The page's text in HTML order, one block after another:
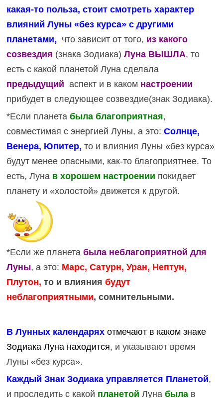
какая-то польза, стоит смотреть характер
влияний Луны «без курса» с другими
планетами, что зависит от того, из какого
созвездия (знака Зодиака) Луна ВЫШЛА, то
есть с какой планетой Луна сделала
предыдущий аспект и в каком настроении
прибудет в следующее созвездие(знак Зодиака).
*Если планета была благоприятная,
совместимая с энергией Луны, а это: Солнце,
Венера, Юпитер, то и влияния Луны «без курса»
будут менее опасными, как-то благоприятнее. То
есть, Луна в хорошем настроении покидает
планету и «холостой» движется к другой.
*Если же планета была неблагоприятной для
Луны, а это: Марс, Сатурн, Уран, Нептун,
Плутон, то и влияния будут
неблагоприятными, сомнительными.
В Лунных календаряхотмечают в какомзнаке
Зодиака Луна находится, и указывают время
Луны «без курса».
Каждый Знак Зодиака управляется Планетой,
и проследить с какой планетой Луна былав